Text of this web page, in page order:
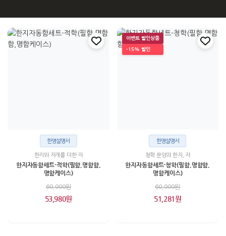
한영설명서
한지와 자개를 더한 자
한지자동함세트-적학(필함,명함함,
명함케이스)
60,000원
53,980원
이벤트 할인상품
-15% 할인
한영설명서
청학 문양과 한지, 자
한지자동함세트-청학(필함,명함함,
명함케이스)
60,000원
51,281원